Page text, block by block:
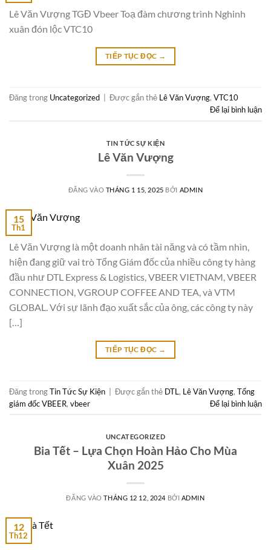
Lê Văn Vượng TGĐ Vbeer Toạ đàm chương trình Nghinh
xuân đón lộc VTC10
TIẾP TỤC ĐỌC →
Đăng trong Uncategorized Được gắn thẻ Lê Văn Vượng, VTC10
Để lại bình luận
TIN TỨC SỰ KIỆN
Lê Văn Vượng
ĐĂNG VÀO THÁNG 1 15, 2025 BỞI ADMIN
15
Th1
Lê Văn Vượng là một doanh nhân tài năng và có tầm nhìn,
hiện đang giữ vai trò Tổng Giám đốc của nhiều công ty hàng
đầu như DTL Express & Logistics, VBEER VIETNAM, VBEER
CONNECTION, VGROUP COFFEE AND TEA, và VTM
GLOBAL. Với sự lãnh đạo xuất sắc của ông, các công ty này
[…]
TIẾP TỤC ĐỌC →
Đăng trongTin Tức Sự Kiện | Được gắn thẻ DTL, Lê Văn Vượng, Tổng
giám đốc VBEER, vbeer Để lại bình luận
UNCATEGORIZED
Bia Tết – Lựa Chọn Hoàn Hảo Cho Mùa
Xuân 2025
ĐĂNG VÀOTHÁNG 12 12, 2024 BỞI ADMIN
12
Th12